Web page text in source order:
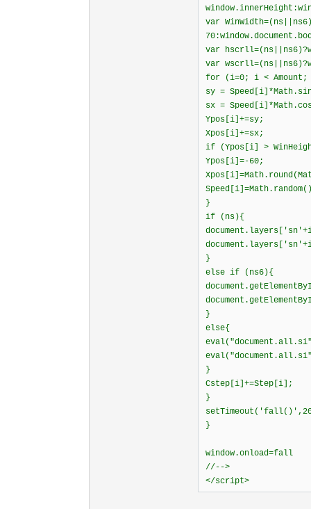
var
var
var
for (i=0; i <
sy =
sx =
Ypos[i]+=sy;
Xpos[i]+=sx;
if (Ypos[i] >
Ypos[i]=-60;
}
if (ns){
}
else if (ns6){
}
else{
}
Cstep[i]+=Step[i];
}
}
window.onload=fall
//-->
</script>